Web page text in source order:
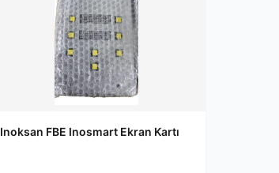
Inoksan FBE Inosmart Ekran Kartı